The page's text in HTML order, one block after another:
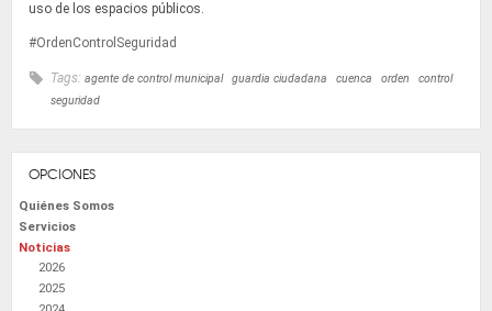
uso de los espacios públicos.
#OrdenControlSeguridad
Tags: agente de control municipal guardia ciudadana cuenca orden
control
seguridad
OPCIONES
Quiénes Somos
Servicios
Noticias
2026
2025